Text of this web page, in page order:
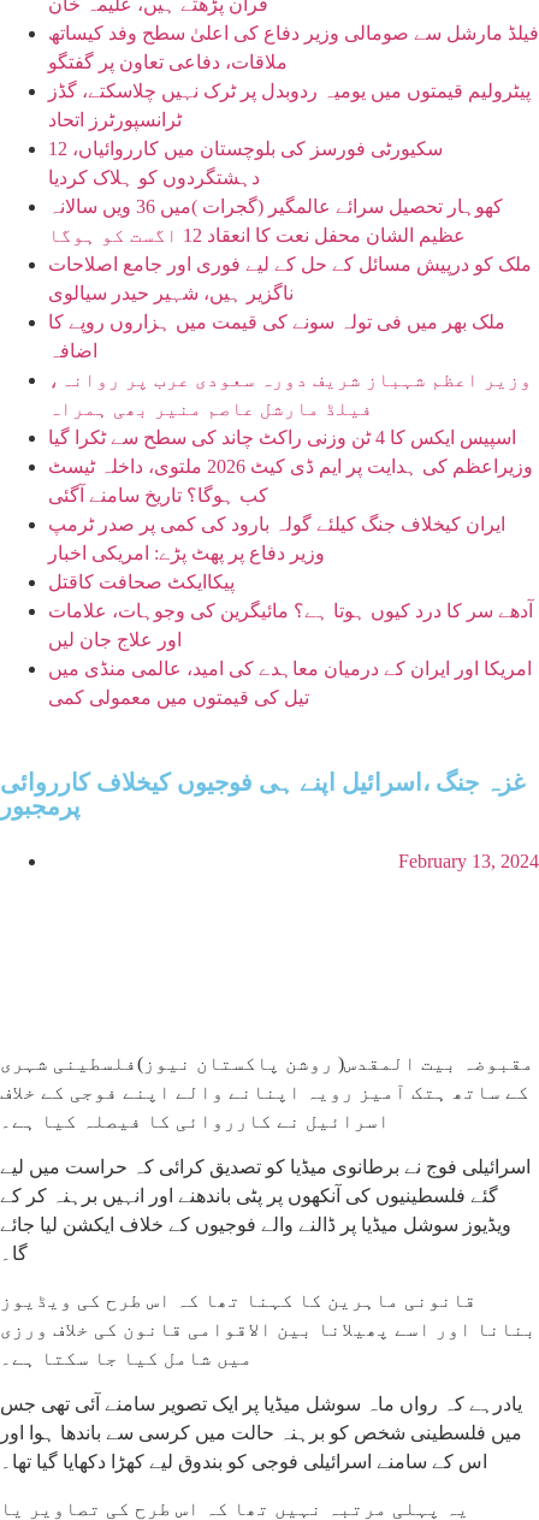
قرآن پڑھتے ہیں، علیمہ خان
فیلڈ مارشل سے صومالی وزیر دفاع کی اعلیٰ سطح وفد کیساتھ
ملاقات، دفاعی تعاون پر گفتگو
پیٹرولیم قیمتوں میں یومیہ ردوبدل پر ٹرک نہیں چلاسکتے، گڈز
ٹرانسپورٹرز اتحاد
سکیورٹی فورسز کی بلوچستان میں کارروائیاں، 12
دہشتگردوں کو ہلاک کردیا
کھوہار تحصیل سرائے عالمگیر (گجرات )میں 36 ویں سالانہ
عظیم الشان محفل نعت کا انعقاد 12 اگست کو ہوگا
ملک کو درپیش مسائل کے حل کے لیے فوری اور جامع اصلاحات
ناگزیر ہیں، شہیر حیدر سیالوی
ملک بھر میں فی تولہ سونے کی قیمت میں ہزاروں روپے کا
اضافہ
وزیر اعظم شہباز شریف دورہ سعودی عرب پر روانہ،
فیلڈ مارشل عاصم منیر بھی ہمراہ
اسپیس ایکس کا 4 ٹن وزنی راکٹ چاند کی سطح سے ٹکرا گیا
وزیراعظم کی ہدایت پر ایم ڈی کیٹ 2026 ملتوی، داخلہ ٹیسٹ
کب ہوگا؟ تاریخ سامنے آگئی
ایران کیخلاف جنگ کیلئے گولہ بارود کی کمی پر صدر ٹرمپ
وزیر دفاع پر پھٹ پڑے: امریکی اخبار
پیکاایکٹ صحافت کاقتل
آدھے سر کا درد کیوں ہوتا ہے؟ مائیگرین کی وجوہات، علامات
اور علاج جان لیں
امریکا اور ایران کے درمیان معاہدے کی امید، عالمی منڈی میں
تیل کی قیمتوں میں معمولی کمی
غزہ جنگ ،اسرائیل اپنے ہی فوجیوں کیخلاف کارروائی
پرمجبور
February 13, 2024
مقبوضہ بیت المقدس( روشن پاکستان نیوز)فلسطینی شہری
کے ساتھ ہتک آمیز رویہ اپنانے والے اپنے فوجی کے خلاف
اسرائیل نے کارروائی کا فیصلہ کیا ہے۔
اسرائیلی فوج نے برطانوی میڈیا کو تصدیق کرائی کہ حراست میں لیے
گئے فلسطینیوں کی آنکھوں پر پٹی باندھنے اور انہیں برہنہ کر کے
ویڈیوز سوشل میڈیا پر ڈالنے والے فوجیوں کے خلاف ایکشن لیا جائے
گا۔
قانونی ماہرین کا کہنا تھا کہ اس طرح کی ویڈیوز
بنانا اور اسے پھیلانا بین الاقوامی قانون کی خلاف ورزی
میں شامل کیا جا سکتا ہے۔
یادرہے کہ رواں ماہ سوشل میڈیا پر ایک تصویر سامنے آئی تھی جس
میں فلسطینی شخص کو برہنہ حالت میں کرسی سے باندھا ہوا اور
اس کے سامنے اسرائیلی فوجی کو بندوق لیے کھڑا دکھایا گیا تھا۔
یہ پہلی مرتبہ نہیں تھا کہ اس طرح کی تصاویر یا